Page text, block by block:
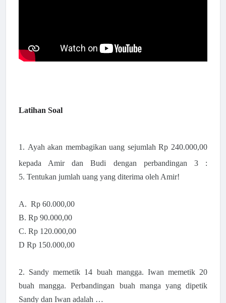
Latihan Soal
1. Ayah akan membagikan uang sejumlah Rp 240.000,00
kepada Amir dan Budi dengan perbandingan 3 :
5. Tentukan jumlah uang yang diterima oleh Amir!
A. Rp 60.000,00
B. Rp 90.000,00
C. Rp 120.000,00
D Rp 150.000,00
2. Sandy memetik 14 buah mangga. Iwan memetik 20
buah mangga. Perbandingan buah manga yang dipetik
Sandy dan Iwan adalah …